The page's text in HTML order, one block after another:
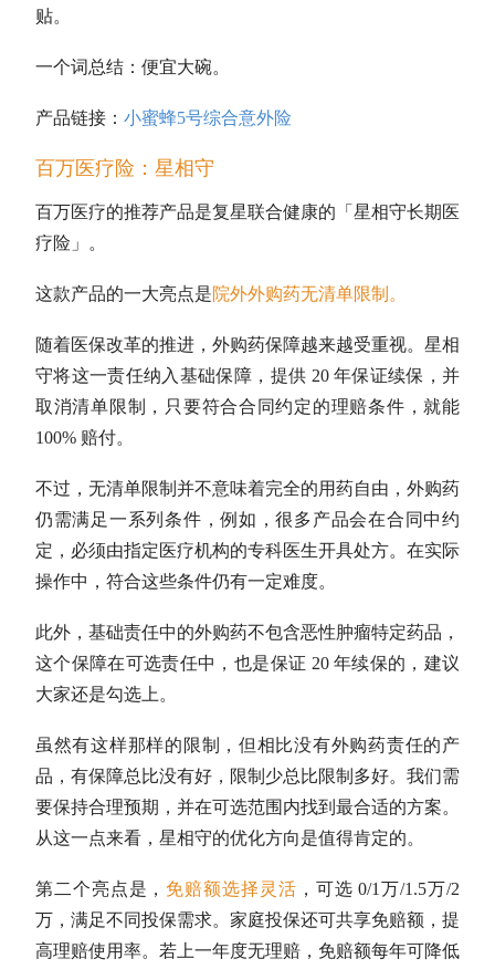
贴。
一个词总结：便宜大碗。
产品链接： 小蜜蜂5号综合意外险
百万医疗险：星相守
百万医疗的推荐产品是复星联合健康的「星相守长期医
疗险」。
这款产品的一大亮点是院外外购药无清单限制 。
随着医保改革的推进，外购药保障越来越受重视。星相
守将这一责任纳入基础保障，提供 20 年保证续保，并
取消清单限制，只要符合合同约定的理赔条件，就能
100% 赔付。
不过，无清单限制并不意味着完全的用药自由，外购药
仍需满足一系列条件，例如，很多产品会在合同中约
定，必须由指定医疗机构的专科医生开具处方。在实际
操作中，符合这些条件仍有一定难度。
此外，基础责任中的外购药不包含恶性肿瘤特定药品，
这个保障在可选责任中，也是保证 20 年续保的，建议
大家还是勾选上。
虽然有这样那样的限制，但相比没有外购药责任的产
品，有保障总比没有好，限制少总比限制多好。我们需
要保持合理预期，并在可选范围内找到最合适的方案。
从这一点来看，星相守的优化方向是值得肯定的。
第二个亮点是， 免赔额选择灵活 ，可选 0/1万/1.5万/2
万，满足不同投保需求。家庭投保还可共享免赔额，提
高理赔使用率。若上一年度无理赔，免赔额每年可降低